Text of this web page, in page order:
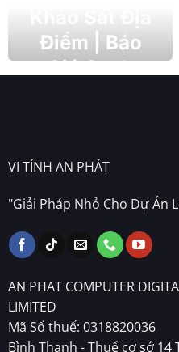
Điểm | Báo
Giá Cạnh
VI TÍNH AN PHÁT
"Giải Pháp Nhỏ Cho Dự Án
AN PHAT COMPUTER
LIMITED
Mã Số thuế: 0318820036
Bình Thạnh - Thuế cơ sở